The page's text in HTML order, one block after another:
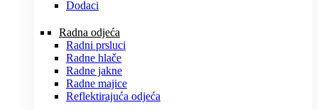
Dodaci
Radna odjeća
Radni prsluci
Radne hlače
Radne jakne
Radne majice
Reflektirajuća odjeća